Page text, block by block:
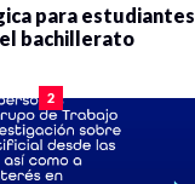
para estudiantes
bachillerato
2